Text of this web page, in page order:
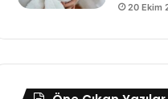
20 Ekim